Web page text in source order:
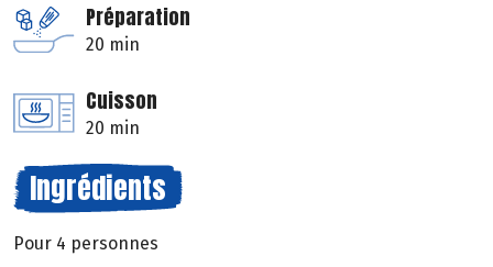
Préparation
20 min
Cuisson
20 min
Ingrédients
Pour 4 personnes